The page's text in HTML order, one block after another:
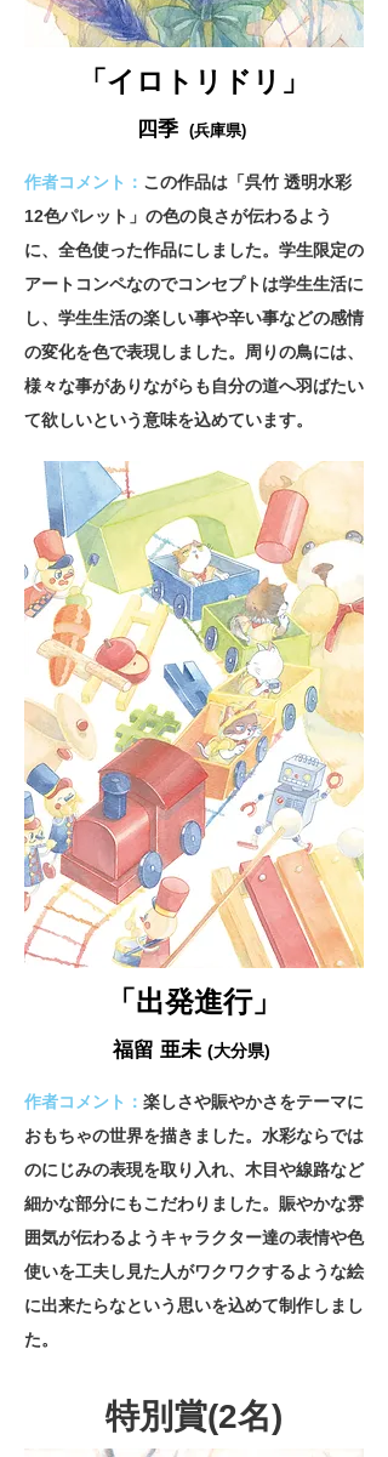
「イロトリドリ」
四季 (兵庫県)
作者コメント： この作品は「呉竹 透明水彩
12色パレット」の色の良さが伝わるよう
に、全色使った作品にしました。学生限定の
アートコンペなのでコンセプトは学生生活に
し、学生生活の楽しい事や辛い事などの感情
の変化を色で表現しました。周りの鳥には、
様々な事がありながらも自分の道へ羽ばたい
て欲しいという意味を込めています。
「出発進行」
福留 亜未 (大分県)
作者コメント： 楽しさや賑やかさをテーマに
おもちゃの世界を描きました。水彩ならでは
のにじみの表現を取り入れ、木目や線路など
細かな部分にもこだわりました。賑やかな雰
囲気が伝わるようキャラクター達の表情や色
使いを工夫し見た人がワクワクするような絵
に出来たらなという思いを込めて制作しまし
た。
特別賞(2名)